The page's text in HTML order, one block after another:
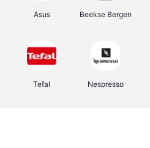
Asus Beekse Bergen
Tefal Nespresso